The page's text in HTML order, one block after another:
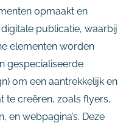
opmaakt en
publicatie, waarbij
elementen worden
gespecialiseerde
om een aantrekkelijk en
te creëren, zoals flyers,
en webpagina’s. Deze